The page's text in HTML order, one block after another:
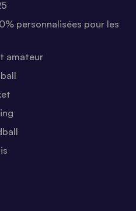
personnalisées pour les
amateur